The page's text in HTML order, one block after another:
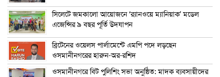
সিলেটে জমকালো আয়োজনে ‘র‍্যানওয়ে ম্যানিয়াক’ মডেল
এজেন্সির ৯ বছর পূর্তি উদযাপন
ব্রিটেনের ওয়েলস পার্লামেন্টে এমপি পদে লড়ছেন
ওসমানীনগরের হারুন-অর-রশিদ
ওসমানীনগরে বিট পুলিশিং সভা অনুষ্ঠিত: মাদক ব্যবসায়ীদের